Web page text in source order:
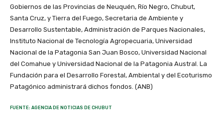
Gobiernos de las Provincias de Neuquén, Río Negro, Chubut,
Santa Cruz, y Tierra del Fuego, Secretaria de Ambiente y
Desarrollo Sustentable, Administración de Parques Nacionales,
Instituto Nacional de Tecnología Agropecuaria, Universidad
Nacional de la Patagonia San Juan Bosco, Universidad Nacional
del Comahue y Universidad Nacional de la Patagonia Austral. La
Fundación para el Desarrollo Forestal, Ambiental y del Ecoturismo
Patagónico administrará dichos fondos. (ANB)
FUENTE: AGENCIA DE NOTICIAS DE CHUBUT